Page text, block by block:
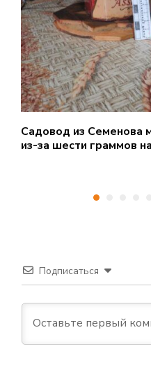
Садовод из Семенова
из-за шести граммов
Подписаться